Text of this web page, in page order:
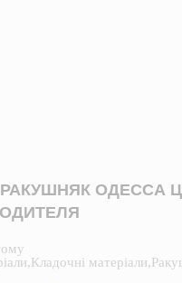
ОДЕССА
,Кладочні матеріали,